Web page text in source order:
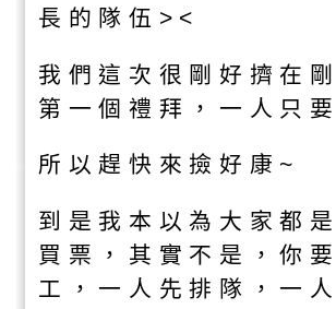
長的隊伍><
我們這次很剛好擠在
第一個禮拜，一人只
所以趕快來撿好康~
到是我本以為大家都
買票，其實不是，你
工，一人先排隊，一